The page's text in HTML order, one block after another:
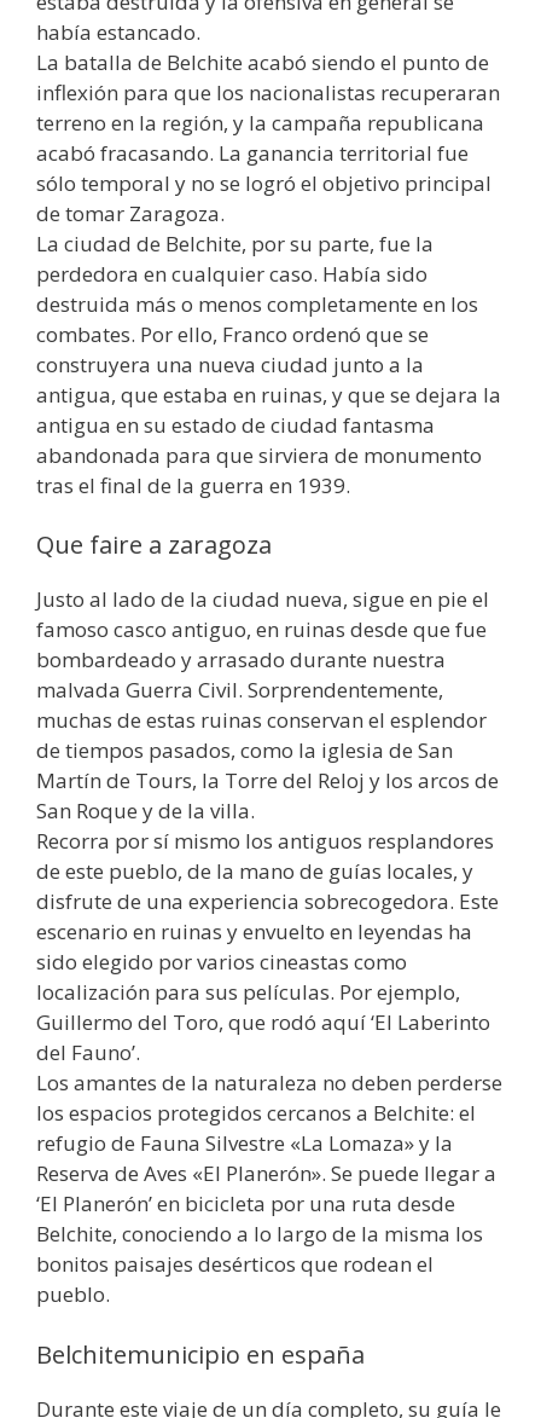
había estancado.
La batalla de Belchite acabó siendo el punto de
inflexión para que los nacionalistas recuperaran
terreno en la región, y la campaña republicana
acabó fracasando. La ganancia territorial fue
sólo temporal y no se logró el objetivo principal
de tomar Zaragoza.
La ciudad de Belchite, por su parte, fue la
perdedora en cualquier caso. Había sido
destruida más o menos completamente en los
combates. Por ello, Franco ordenó que se
construyera una nueva ciudad junto a la
antigua, que estaba en ruinas, y que se dejara la
antigua en su estado de ciudad fantasma
abandonada para que sirviera de monumento
tras el final de la guerra en 1939.
Que faire a zaragoza
Justo al lado de la ciudad nueva, sigue en pie el
famoso casco antiguo, en ruinas desde que fue
bombardeado y arrasado durante nuestra
malvada Guerra Civil. Sorprendentemente,
muchas de estas ruinas conservan el esplendor
de tiempos pasados, como la iglesia de San
Martín de Tours, la Torre del Reloj y los arcos de
San Roque y de la villa.
Recorra por sí mismo los antiguos resplandores
de este pueblo, de la mano de guías locales, y
disfrute de una experiencia sobrecogedora. Este
escenario en ruinas y envuelto en leyendas ha
sido elegido por varios cineastas como
localización para sus películas. Por ejemplo,
Guillermo del Toro, que rodó aquí ‘El Laberinto
del Fauno’.
Los amantes de la naturaleza no deben perderse
los espacios protegidos cercanos a Belchite: el
refugio de Fauna Silvestre «La Lomaza» y la
Reserva de Aves «El Planerón». Se puede llegar a
‘El Planerón’ en bicicleta por una ruta desde
Belchite, conociendo a lo largo de la misma los
bonitos paisajes desérticos que rodean el
pueblo.
Belchitemunicipio en españa
Durante este viaje de un día completo, su guía le